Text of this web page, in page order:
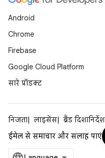
Android
Chrome
Firebase
Google Cloud Platform
सारे प्रॉडक्ट
निजता लाइसेंस ब्रैंड दिशानिर्देश
ईमेल से समाचार और सलाह पाएं